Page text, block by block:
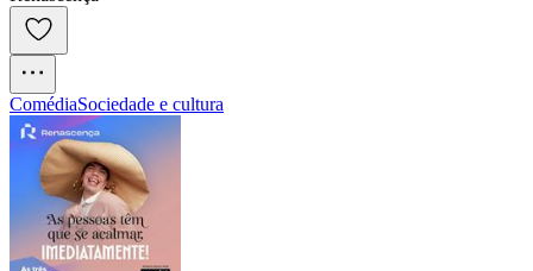
ComédiaSociedade e cultura